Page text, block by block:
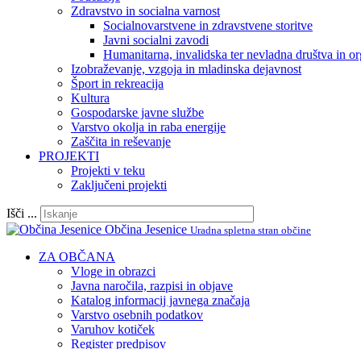
Zdravstvo in socialna varnost
Socialnovarstvene in zdravstvene storitve
Javni socialni zavodi
Humanitarna, invalidska ter nevladna društva in
Izobraževanje, vzgoja in mladinska dejavnost
Šport in rekreacija
Kultura
Gospodarske javne službe
Varstvo okolja in raba energije
Zaščita in reševanje
PROJEKTI
Projekti v teku
Zaključeni projekti
Išči ...
Občina Jesenice Uradna spletna stran občine
ZA OBČANA
Vloge in obrazci
Javna naročila, razpisi in objave
Katalog informacij javnega značaja
Varstvo osebnih podatkov
Varuhov kotiček
Register predpisov